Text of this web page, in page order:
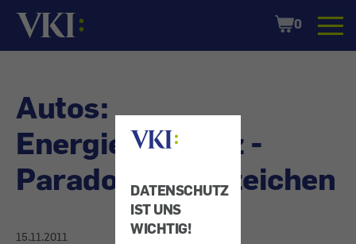
DATENSCHUTZ
IST UNS
WICHTIG!
Startseite
Shopping
Cart
0
Autos:
Energieeffizienz -
Paradoxe Kennzeichen
15.11.2011